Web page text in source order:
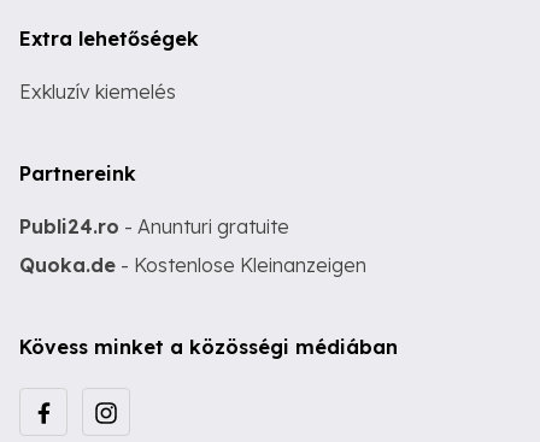
Extra lehetőségek
Exkluzív kiemelés
Partnereink
Publi24.ro - Anunturi gratuite
Quoka.de - Kostenlose Kleinanzeigen
Kövess minket a közösségi médiában